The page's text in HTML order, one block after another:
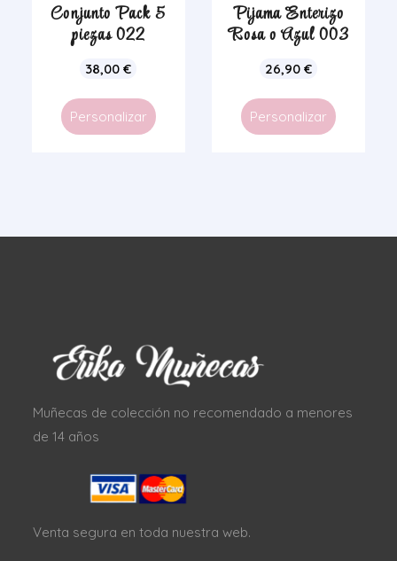
Conjunto Pack 5
piezas 022
38,00€
Personalizar
Pijama Enterizo
Rosa o Azul 003
26,90€
Personalizar
Muñecas de colección no recomendado a menores
de 14 años
Venta segura en toda nuestra web.